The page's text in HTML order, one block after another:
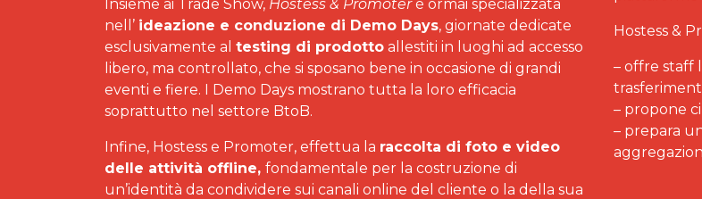
Insieme ai Trade Show, Hostess & Promoterè ormai specializzata
nell’ ideazione e conduzione di Demo Days, giornate dedicate
esclusivamente al testing di prodotto allestiti in luoghi ad accesso
libero, ma controllato, che si sposano bene in occasione di grandi
eventi e fiere. I Demo Days mostrano tutta la loro efficacia
soprattutto nel settore BtoB.
Infine, Hostess e Promoter, effettua la raccolta di foto e video
delle attività offline, fondamentale per la costruzione di
un’identità da condividere sui canali online del cliente o la della sua
Hostess &
– offre staff
– propone
– prepara